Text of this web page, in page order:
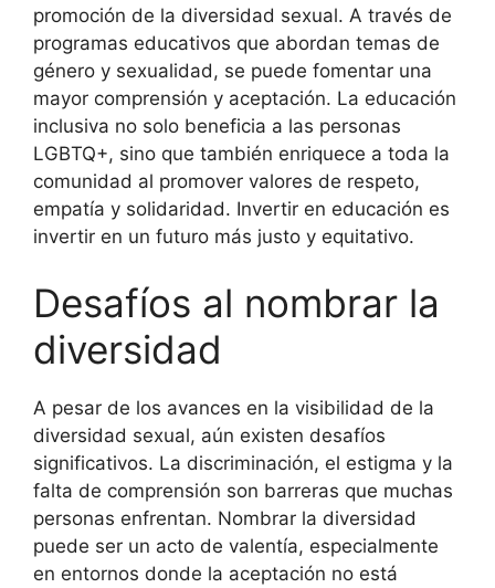
promoción de la diversidad sexual. A través de
programas educativos que abordan temas de
género y sexualidad, se puede fomentar una
mayor comprensión y aceptación. La educación
inclusiva no solo beneficia a las personas
LGBTQ+, sino que también enriquece a toda la
comunidad al promover valores de respeto,
empatía y solidaridad. Invertir en educación es
invertir en un futuro más justo y equitativo.
Desafíos al nombrar la
diversidad
A pesar de los avances en la visibilidad de la
diversidad sexual, aún existen desafíos
significativos. La discriminación, el estigma y la
falta de comprensión son barreras que muchas
personas enfrentan. Nombrar la diversidad
puede ser un acto de valentía, especialmente
en entornos donde la aceptación no está